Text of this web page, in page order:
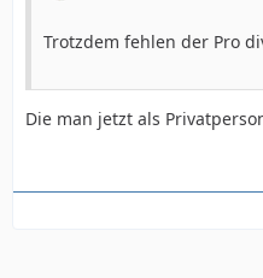
Trotzdem fehlen der Pro
Die man jetzt als